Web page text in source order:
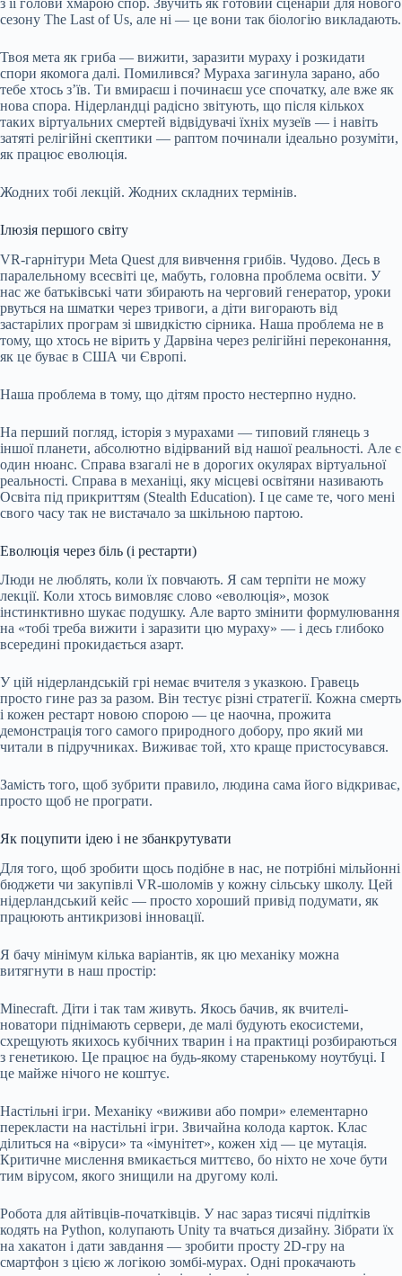
сезону The Last of Us, але ні — це вони так біологію викладають.
Твоя мета як гриба — вижити, заразити мураху і розкидати
спори якомога далі. Помилився? Мураха загинула зарано, або
тебе хтось з’їв. Ти вмираєш і починаєш усе спочатку, але вже як
нова спора. Нідерландці радісно звітують, що після кількох
таких віртуальних смертей відвідувачі їхніх музеїв — і навіть
затяті релігійні скептики — раптом починали ідеально розуміти,
як працює еволюція.
Жодних тобі лекцій. Жодних складних термінів.
Ілюзія першого світу
VR-гарнітури Meta Quest для вивчення грибів. Чудово. Десь в
паралельному всесвіті це, мабуть, головна проблема освіти. У
нас же батьківські чати збирають на черговий генератор, уроки
рвуться на шматки через тривоги, а діти вигорають від
застарілих програм зі швидкістю сірника. Наша проблема не в
тому, що хтось не вірить у Дарвіна через релігійні переконання,
як це буває в США чи Європі.
Наша проблема в тому, що дітям просто нестерпно нудно.
На перший погляд, історія з мурахами — типовий глянець з
іншої планети, абсолютно відірваний від нашої реальності. Але є
один нюанс. Справа взагалі не в дорогих окулярах віртуальної
реальності. Справа в механіці, яку місцеві освітяни називають
Освіта під прикриттям (Stealth Education). І це саме те, чого мені
свого часу так не вистачало за шкільною партою.
Еволюція через біль (і рестарти)
Люди не люблять, коли їх повчають. Я сам терпіти не можу
лекції. Коли хтось вимовляє слово «еволюція», мозок
інстинктивно шукає подушку. Але варто змінити формулювання
на «тобі треба вижити і заразити цю мураху» — і десь глибоко
всередині прокидається азарт.
У цій нідерландській грі немає вчителя з указкою. Гравець
просто гине раз за разом. Він тестує різні стратегії. Кожна смерть
і кожен рестарт новою спорою — це наочна, прожита
демонстрація того самого природного добору, про який ми
читали в підручниках. Виживає той, хто краще пристосувався.
Замість того, щоб зубрити правило, людина сама його відкриває,
просто щоб не програти.
Як поцупити ідею і не збанкрутувати
Для того, щоб зробити щось подібне в нас, не потрібні мільйонні
бюджети чи закупівлі VR-шоломів у кожну сільську школу. Цей
нідерландський кейс — просто хороший привід подумати, як
працюють антикризові інновації.
Я бачу мінімум кілька варіантів, як цю механіку можна
витягнути в наш простір:
Minecraft. Діти і так там живуть. Якось бачив, як вчителі-
новатори піднімають сервери, де малі будують екосистеми,
схрещують якихось кубічних тварин і на практиці розбираються
з генетикою. Це працює на будь-якому старенькому ноутбуці. І
це майже нічого не коштує.
Настільні ігри. Механіку «виживи або помри» елементарно
перекласти на настільні ігри. Звичайна колода карток. Клас
ділиться на «віруси» та «імунітет», кожен хід — це мутація.
Критичне мислення вмикається миттєво, бо ніхто не хоче бути
тим вірусом, якого знищили на другому колі.
Робота для айтівців-початківців. У нас зараз тисячі підлітків
кодять на Python, колупають Unity та вчаться дизайну. Зібрати їх
на хакатон і дати завдання — зробити просту 2D-гру на
смартфон з цією ж логікою зомбі-мурах. Одні прокачають